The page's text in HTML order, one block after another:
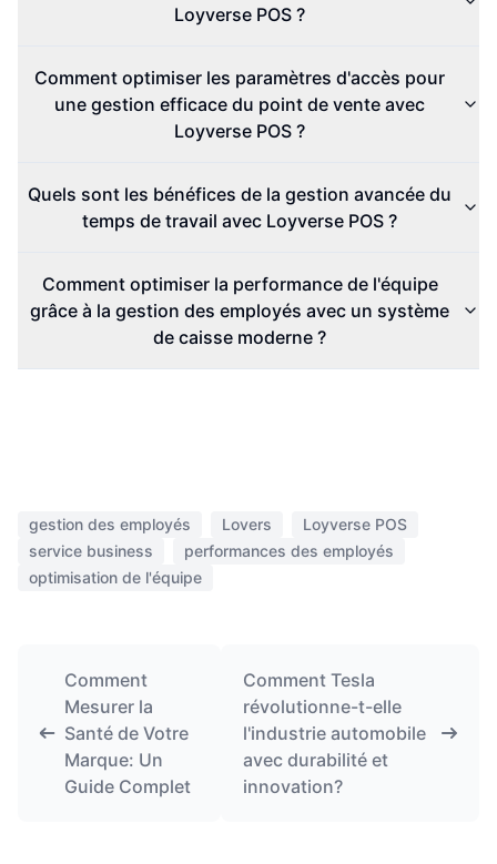
Loyverse POS ?
Comment optimiser les paramètres d'accès pour
une gestion efficace du point de vente avec
Loyverse POS ?
Quels sont les bénéfices de la gestion avancée du
temps de travail avec Loyverse POS ?
Comment optimiser la performance de l'équipe
grâce à la gestion des employés avec un système
de caisse moderne ?
gestion des employés Lovers
Loyverse POS
service business
performances des employés
optimisation de l'équipe
Comment
Mesurer la
Santé de Votre
Marque: Un
Guide Complet
Comment Tesla
révolutionne-t-elle
l'industrie automobile
avec durabilité et
innovation?